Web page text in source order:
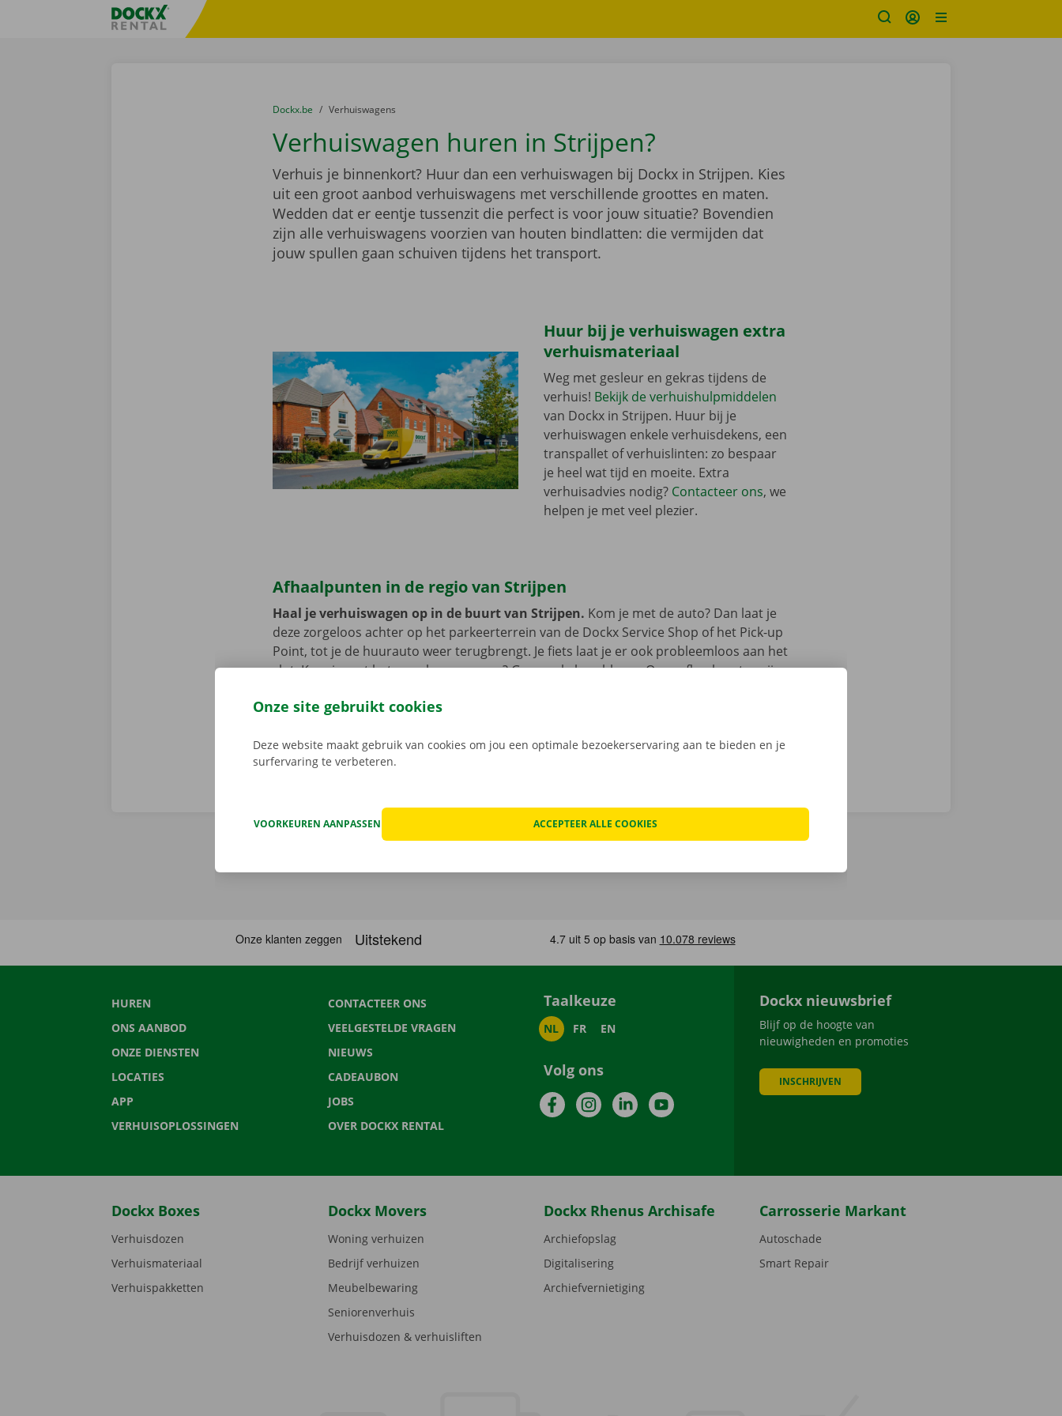
Taalselectie overslaanFratello DEMO
U bevindt zich hier:
van
Dockx.be naar
Verhuiswagens
Verhuiswagen huren in Strijpen?
Verhuis je binnenkort? Huur dan een verhuiswagen bij Dockx in Strijpen. Kies
uit een groot aanbod verhuiswagens met verschillende groottes en maten.
Wedden dat er eentje tussenzit die perfect is voor jouw situatie? Bovendien
zijn alle verhuiswagens voorzien van houten bindlatten: die vermijden dat
jouw spullen gaan schuiven tijdens het transport.
Huur bij je verhuiswagen extra
verhuismateriaal
Weg met gesleur en gekras tijdens de
verhuis! Bekijk de verhuishulpmiddelen
van Dockx in Strijpen. Huur bij je
verhuiswagen enkele verhuisdekens, een
transpallet of verhuislinten: zo bespaar
je heel wat tijd en moeite. Extra
verhuisadvies nodig?Contacteer ons, we
helpen je met veel plezier.
Afhaalpunten in de regio van Strijpen
Haal je verhuiswagen op in de buurt van Strijpen. Kom je met de auto? Dan laat je
deze zorgeloos achter op het parkeerterrein van de Dockx Service Shop of het Pick-up
Point, tot je de huurauto weer terugbrengt. Je fiets laat je er ook probleemloos aan het
slot. Kom je met het openbaar vervoer? Geen enkel probleem. Onze afhaalpunten zijn
HUREN
ONS AANBOD
ONZE DIENSTEN
LOCATIES
APP
VERHUISOPLOSSINGEN
CONTACTEER ONS
VEELGESTELDE VRAGEN
NIEUWS
CADEAUBON
JOBS
OVER DOCKX RENTAL
Taalkeuze
NL FR EN
Volg ons
FacebookInstagramLinkedInYouTube
Dockx nieuwsbrief
Blijf op de hoogte van
nieuwigheden en promoties
INSCHRIJVEN
Dockx Boxes
Verhuisdozen
Verhuismateriaal
Verhuispakketten
Dockx Movers
Woning verhuizen
Bedrijf verhuizen
Meubelbewaring
Seniorenverhuis
Verhuisdozen & verhuisliften
Dockx Rhenus Archisafe
Archiefopslag
Digitalisering
Archiefvernietiging
Carrosserie Markant
Autoschade
Smart Repair
Onze site gebruikt cookies
Deze website maakt gebruik van cookies om jou een optimale bezoekerservaring aan te bieden en je
surfervaring te verbeteren.
VOORKEUREN AANPASSEN ACCEPTEER ALLE COOKIES